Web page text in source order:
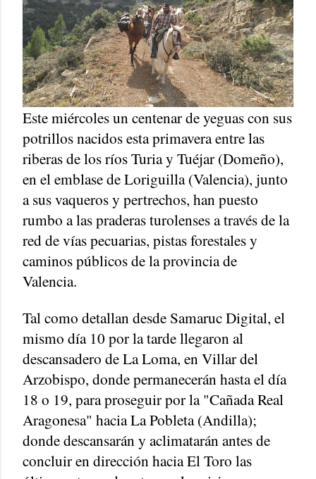
Este miércoles un centenar de yeguas con sus
potrillos nacidos esta primavera entre las
riberas de los ríos Turia y Tuéjar (Domeño),
en el emblase de Loriguilla (Valencia), junto
a sus vaqueros y pertrechos, han puesto
rumbo a las praderas turolenses a través de la
red de vías pecuarias, pistas forestales y
caminos públicos de la provincia de
Valencia.
Tal como detallan desde Samaruc Digital, el
mismo día 10 por la tarde llegaron al
descansadero de La Loma, en Villar del
Arzobispo, donde permanecerán hasta el día
18 o 19, para proseguir por la "Cañada Real
Aragonesa" hacia La Pobleta (Andilla);
donde descansarán y aclimatarán antes de
concluir en dirección hacia El Toro las